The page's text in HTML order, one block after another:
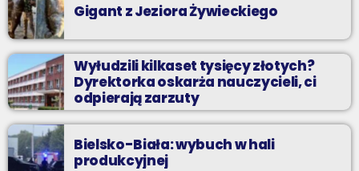
Gigant z Jeziora Żywieckiego
Wyłudzili kilkaset tysięcy złotych?
Dyrektorka oskarża nauczycieli, ci
odpierają zarzuty
Bielsko-Biała: wybuch w hali
produkcyjnej